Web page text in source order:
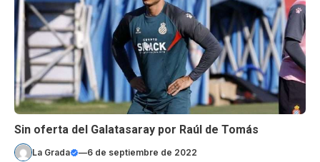
Sin oferta del Galatasaray por Raúl de Tomás
La Grada —6 de septiembre de 2022